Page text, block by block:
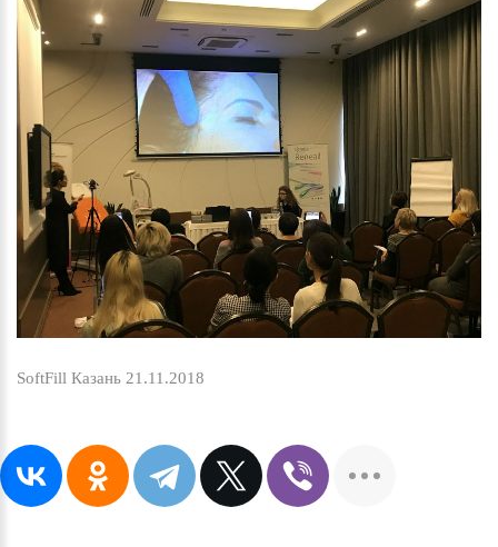
SoftFill Казань 21.11.2018